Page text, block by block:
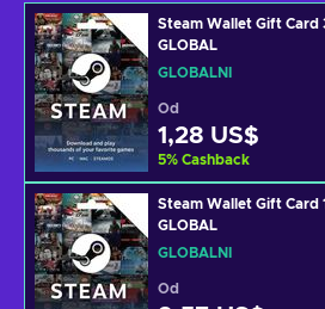
Steam Wallet Gift Card
GLOBAL
GLOBÁLNÍ
Od
1,28 US$
5% Cashback
Steam Wallet Gift Card
GLOBAL
GLOBÁLNÍ
Od